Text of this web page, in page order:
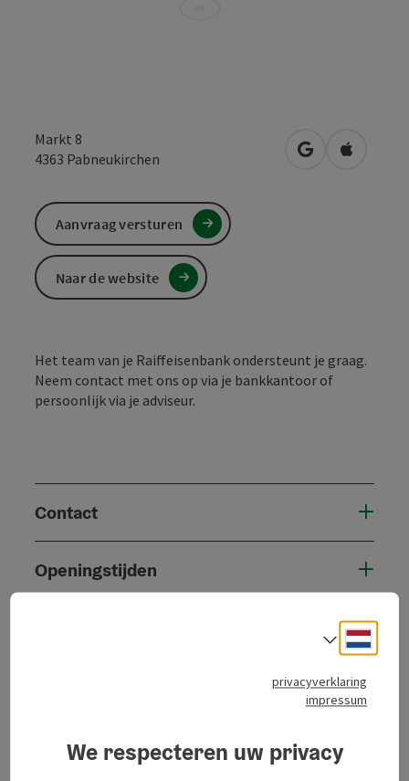
Markt 8
4363 Pabneukirchen Openen inOpenen
Het team van je Raiffeisenbank ondersteunt je graag.
Neem contact met ons op via je bankkantoor of
persoonlijk via je adviseur.
Contact
Openingstijden
Toegankelijkheid
Aanvraag versturen
Naar de website
privacyverklaring
impressum
We respecteren uw privacy